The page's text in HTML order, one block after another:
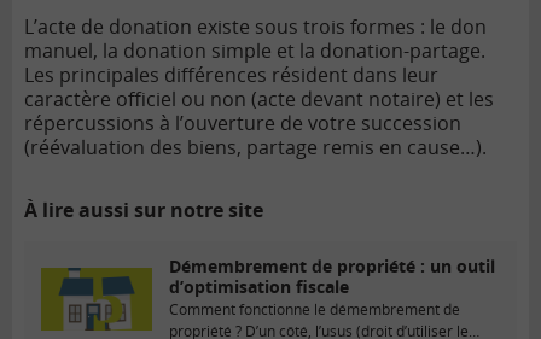
L’acte de donation existe sous trois formes : le don
manuel, la donation simple et la donation-partage.
Les principales différences résident dans leur
caractère officiel ou non (acte devant notaire) et les
répercussions à l’ouverture de votre succession
(réévaluation des biens, partage remis en cause…).
À lire aussi sur notre site
Démembrement de propriété : un outil
d’optimisation fiscale
Comment fonctionne le démembrement de
propriété ? D’un côté, l’usus (droit d’utiliser le